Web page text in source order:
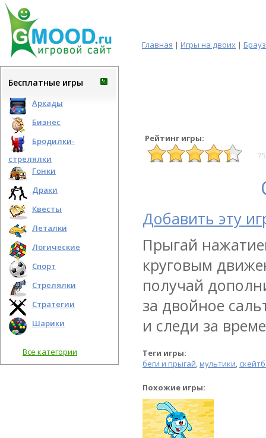
Главная | Игры на двоих |
Бесплатные игры
Аркады
Бизнес
Бродилки-
стрелялки
Гонки
Драки
Квесты
Леталки
Логические
Спорт
Стрелялки
Стратегии
Шарики
Все категории
Рейтинг игры:
Добавить эту
Прыгай
круговым
получай
за двойное
и следи за
Теги игры:
беги и прыгай, мультики,
Похожие игры: